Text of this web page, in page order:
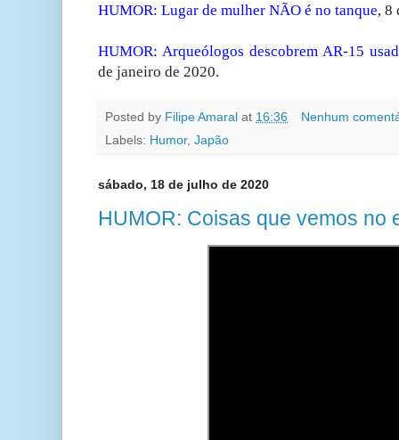
HUMOR: Lugar de mulher NÃO é no tanque, 8
HUMOR: Arqueólogos descobrem AR-15
de janeiro de 2020.
Posted by Filipe Amaral at 16:36
Nenhum
Labels: Humor, Japão
sábado, 18 de julho de 2020
HUMOR: Coisas que vemos no